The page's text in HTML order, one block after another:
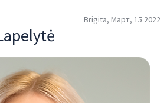
Brigita, Март, 15 2022